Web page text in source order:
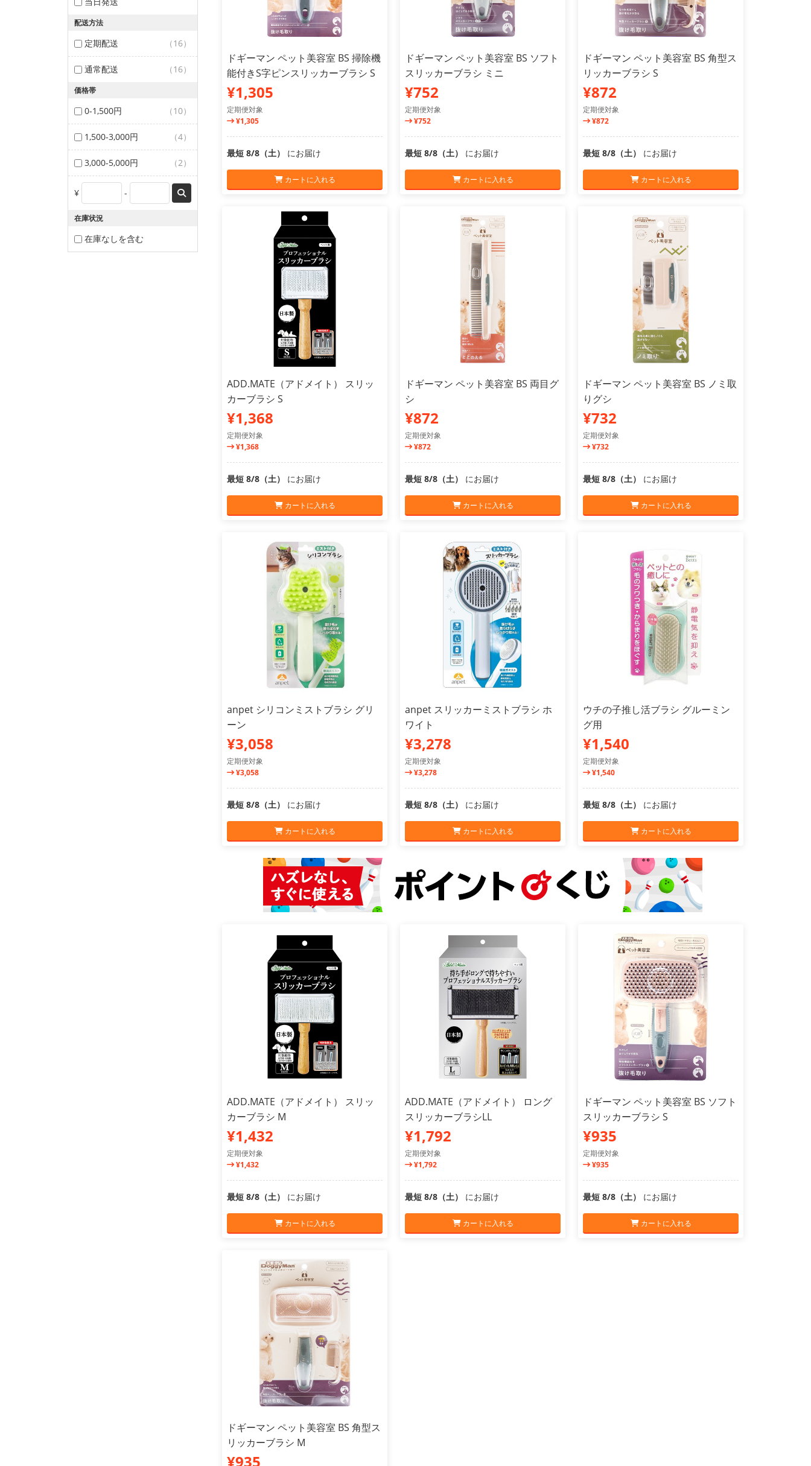
配送方法
定期配送 （16）
通常配送 （16）
価格帯
0-1,500円 （10）
1,500-3,000円 （4）
3,000-5,000円 （2）
¥ -
在庫状況
在庫なしを含む
ドギーマン ペット美容室 BS 掃除機
能付きS字ピンスリッカーブラシ S
¥1,305
定期便対象
¥1,305
最短 8/8（土） にお届け
カートに入れる
ドギーマン ペット美容室 BS ソフト
スリッカーブラシ ミニ
¥752
定期便対象
¥752
最短 8/8（土） にお届け
カートに入れる
ドギーマン ペット美容室 BS 角型ス
リッカーブラシ S
¥872
定期便対象
¥872
最短 8/8（土） にお届け
カートに入れる
ADD.MATE（アドメイト） スリッ
カーブラシ S
¥1,368
定期便対象
¥1,368
最短 8/8（土） にお届け
カートに入れる
ドギーマン ペット美容室 BS 両目グ
シ
¥872
定期便対象
¥872
最短 8/8（土） にお届け
カートに入れる
ドギーマン ペット美容室 BS ノミ取
りグシ
¥732
定期便対象
¥732
最短 8/8（土） にお届け
カートに入れる
anpet シリコンミストブラシ グリ
ーン
¥3,058
定期便対象
¥3,058
最短 8/8（土） にお届け
カートに入れる
anpet スリッカーミストブラシ ホ
ワイト
¥3,278
定期便対象
¥3,278
最短 8/8（土） にお届け
カートに入れる
ウチの子推し活ブラシ グルーミン
グ用
¥1,540
定期便対象
¥1,540
最短 8/8（土） にお届け
カートに入れる
ADD.MATE（アドメイト） スリッ
カーブラシ M
¥1,432
定期便対象
¥1,432
最短 8/8（土） にお届け
カートに入れる
ADD.MATE（アドメイト） ロング
スリッカーブラシLL
¥1,792
定期便対象
¥1,792
最短 8/8（土） にお届け
カートに入れる
ドギーマン ペット美容室 BS ソフト
スリッカーブラシ S
¥935
定期便対象
¥935
最短 8/8（土） にお届け
カートに入れる
ドギーマン ペット美容室 BS 角型ス
リッカーブラシ M
¥935